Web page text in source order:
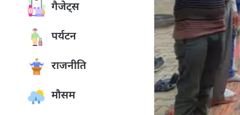
गैजेट्स
पर्यटन
राजनीति
मौसम